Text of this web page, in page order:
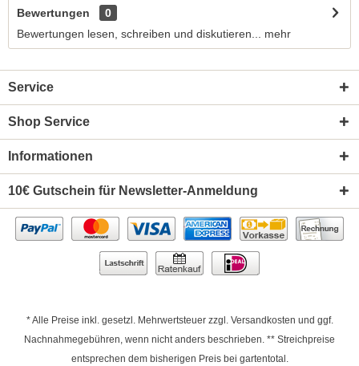
Bewertungen
0
Bewertungen lesen, schreiben und diskutieren...
mehr
Service
Shop Service
Informationen
10€ Gutschein für Newsletter-Anmeldung
* Alle Preise inkl. gesetzl. Mehrwertsteuer zzgl. Versandkosten und ggf.
Nachnahmegebühren, wenn nicht anders beschrieben. ** Streichpreise
entsprechen dem bisherigen Preis bei gartentotal.